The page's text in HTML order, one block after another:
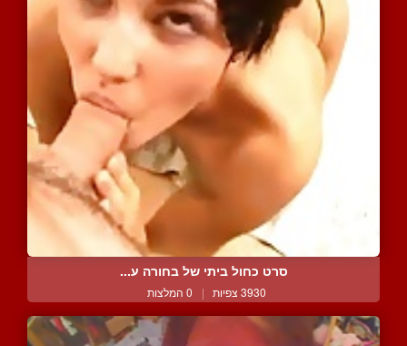
סרט כחול ביתי של בחורה ע...
3930 צפיות | 0 המלצות